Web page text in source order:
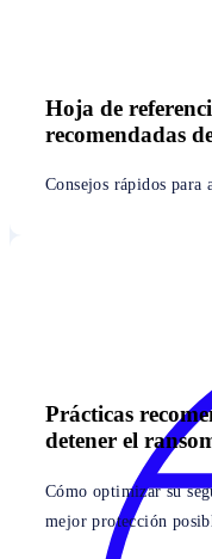
Hoja de
recomendadas
Consejos rápidos para
Prácticas
detener el
Cómo optimizar su
mejor protección